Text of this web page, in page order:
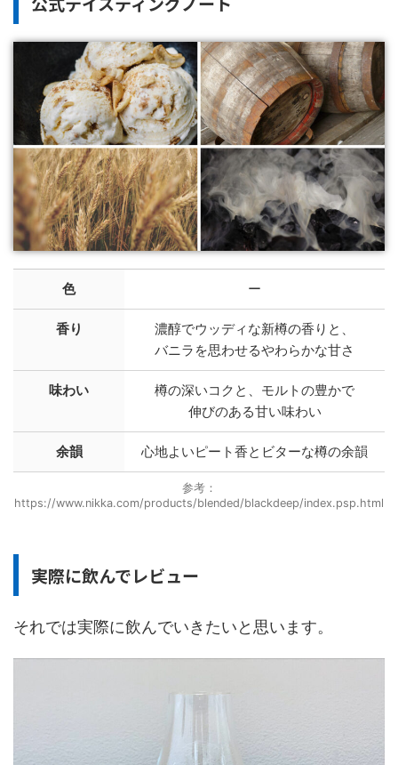
色 ー
香り
濃醇でウッディな新樽の香りと、
バニラを思わせるやわらかな甘さ
味わい
樽の深いコクと、モルトの豊かで
伸びのある甘い味わい
余韻 心地よいピート香とビターな樽の余韻
参考：
https://www.nikka.com/products/blended/blackdeep/index.psp.html
実際に飲んでレビュー
それでは実際に飲んでいきたいと思います。